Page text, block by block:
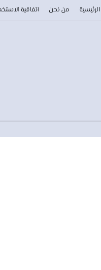
الرئيسية من نحن اتفاقية